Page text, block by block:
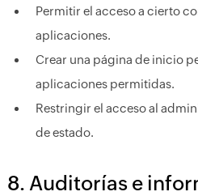
Permitir el acceso a cierto
aplicaciones.
Crear una página de inicio
aplicaciones permitidas.
Restringir el acceso al
de estado.
8. Auditorías e